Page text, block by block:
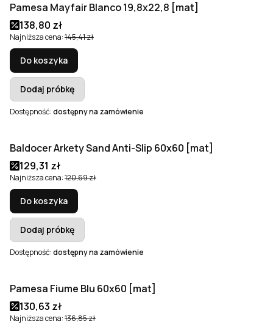
Okazja
Bestseller
Pamesa Mayfair Blanco 19,8x22,8 [mat]
Cena promocyjna
138,80 zł
Najniższa cena:145,41 zł
Do koszyka
Dodaj próbkę
Dostępność:dostępny na zamówienie
Okazja
Baldocer Arkety Sand Anti-Slip 60x60 [mat]
Cena promocyjna
129,31 zł
Najniższa cena:120,69 zł
Do koszyka
Dodaj próbkę
Dostępność:dostępny na zamówienie
Okazja
Pamesa Fiume Blu 60x60 [mat]
Cena promocyjna
130,63 zł
Najniższa cena:136,85 zł